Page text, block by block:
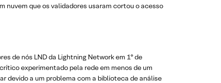
nuvem que os validadores usaram cortou o acesso
de nós LND da Lightning Network em 1º de
experimentado pela rede em menos de um
devido a um problema com a biblioteca de análise